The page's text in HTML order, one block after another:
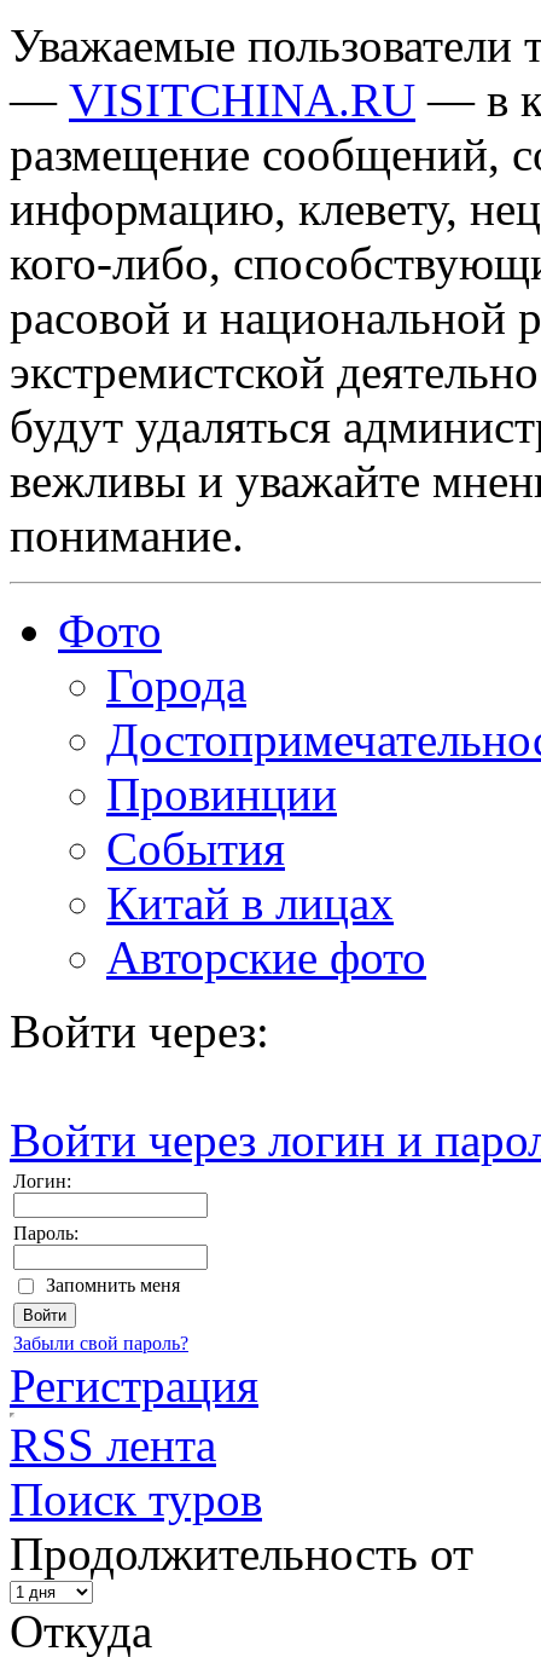
Уважаемые пользователи
— VISITCHINA.RU — в
размещение сообщений,
информацию, клевету,
кого-либо,
расовой и национальной
экстремистской
будут удаляться
вежливы и уважайте
понимание.
Фото
Города
Провинции
События
Китай в лицах
Авторские фото
Войти через:
Войти через логин и
Логин:
Пароль:
Запомнить меня
Забыли свой пароль?
Регистрация
RSS лента
Поиск туров
Продолжительность от
Откуда